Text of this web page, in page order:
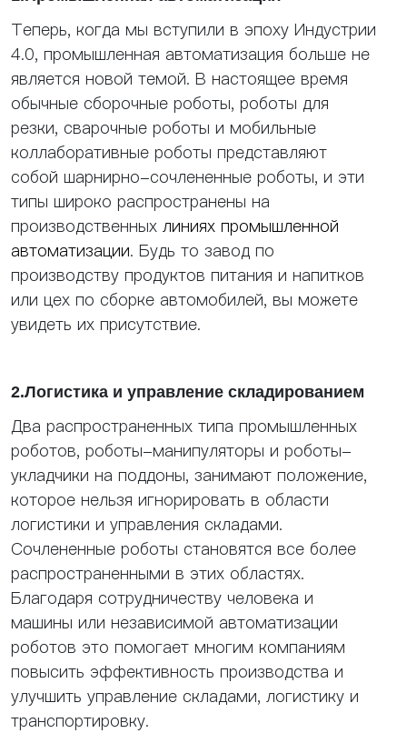
Теперь, когда мы вступили в эпоху Индустрии
4.0, промышленная автоматизация больше не
является новой темой. В настоящее время
обычные сборочные роботы, роботы для
резки, сварочные роботы и мобильные
коллаборативные роботы представляют
собой шарнирно-сочлененные роботы, и эти
типы широко распространены на
производственных линиях промышленной
автоматизации. Будь то завод по
производству продуктов питания и напитков
или цех по сборке автомобилей, вы можете
увидеть их присутствие.
2.Логистика и управление складированием
Два распространенных типа промышленных
роботов, роботы-манипуляторы и роботы-
укладчики на поддоны, занимают положение,
которое нельзя игнорировать в области
логистики и управления складами.
Сочлененные роботы становятся все более
распространенными в этих областях.
Благодаря сотрудничеству человека и
машины или независимой автоматизации
роботов это помогает многим компаниям
повысить эффективность производства и
улучшить управление складами, логистику и
транспортировку.